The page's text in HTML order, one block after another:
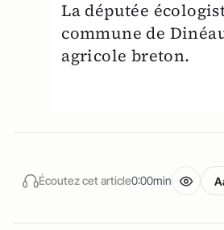
La députée
commune de
agricole breton.
Écoutez cet article0:00min